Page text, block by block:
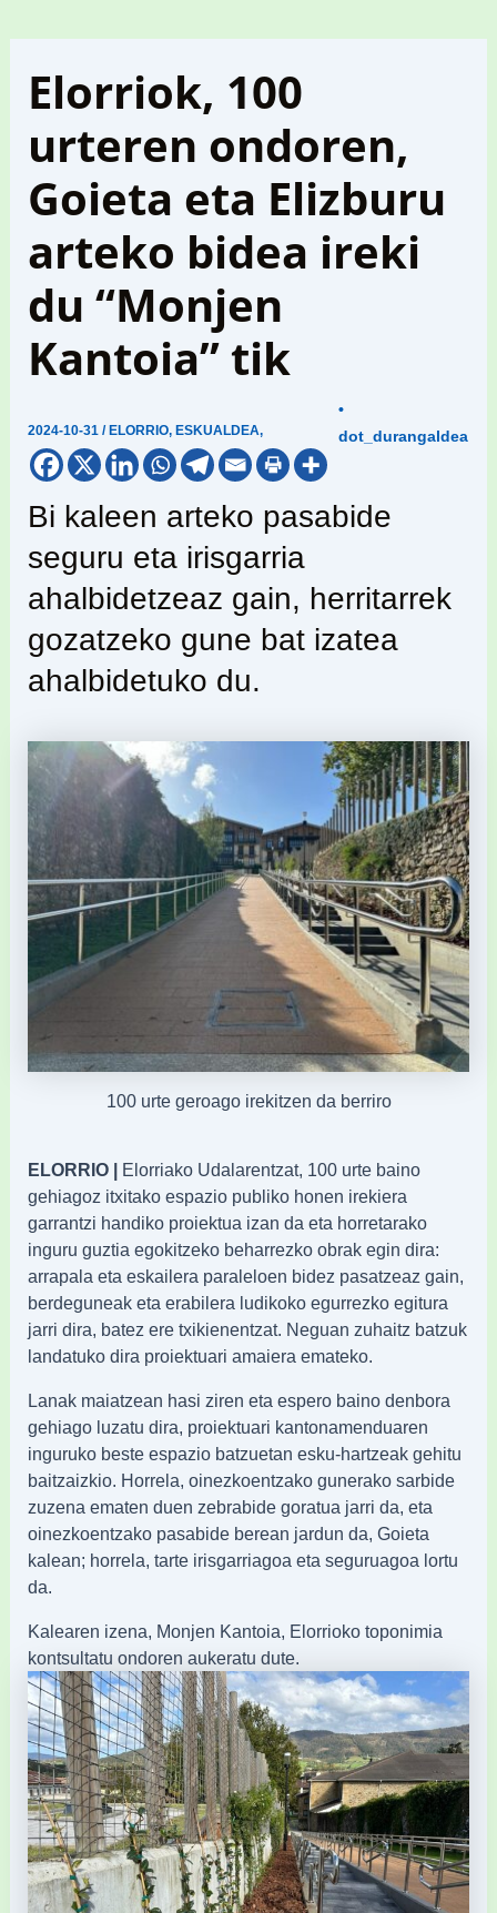
Elorriok, 100
urteren ondoren,
Goieta eta Elizburu
arteko bidea ireki
du “Monjen
Kantoia” tik
2024-10-31/ ELORRIO, ESKUALDEA,
•
dot_durangaldea
Bi kaleen arteko pasabide
seguru eta irisgarria
ahalbidetzeaz gain, herritarrek
gozatzeko gune bat izatea
ahalbidetuko du.
100 urte geroago irekitzen da berriro
ELORRIO | Elorriako Udalarentzat, 100 urte baino
gehiagoz itxitako espazio publiko honen irekiera
garrantzi handiko proiektua izan da eta horretarako
inguru guztia egokitzeko beharrezko obrak egin dira:
arrapala eta eskailera paraleloen bidez pasatzeaz gain,
berdeguneak eta erabilera ludikoko egurrezko egitura
jarri dira, batez ere txikienentzat. Neguan zuhaitz batzuk
landatuko dira proiektuari amaiera emateko.
Lanak maiatzean hasi ziren eta espero baino denbora
gehiago luzatu dira, proiektuari kantonamenduaren
inguruko beste espazio batzuetan esku-hartzeak gehitu
baitzaizkio. Horrela, oinezkoentzako gunerako sarbide
zuzena ematen duen zebrabide goratua jarri da, eta
oinezkoentzako pasabide berean jardun da, Goieta
kalean; horrela, tarte irisgarriagoa eta seguruagoa lortu
da.
Kalearen izena, Monjen Kantoia, Elorrioko toponimia
kontsultatu ondoren aukeratu dute.